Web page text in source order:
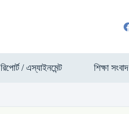
রিপোর্ট / এস্যাইনমেন্ট শিক্ষা সংবাদ